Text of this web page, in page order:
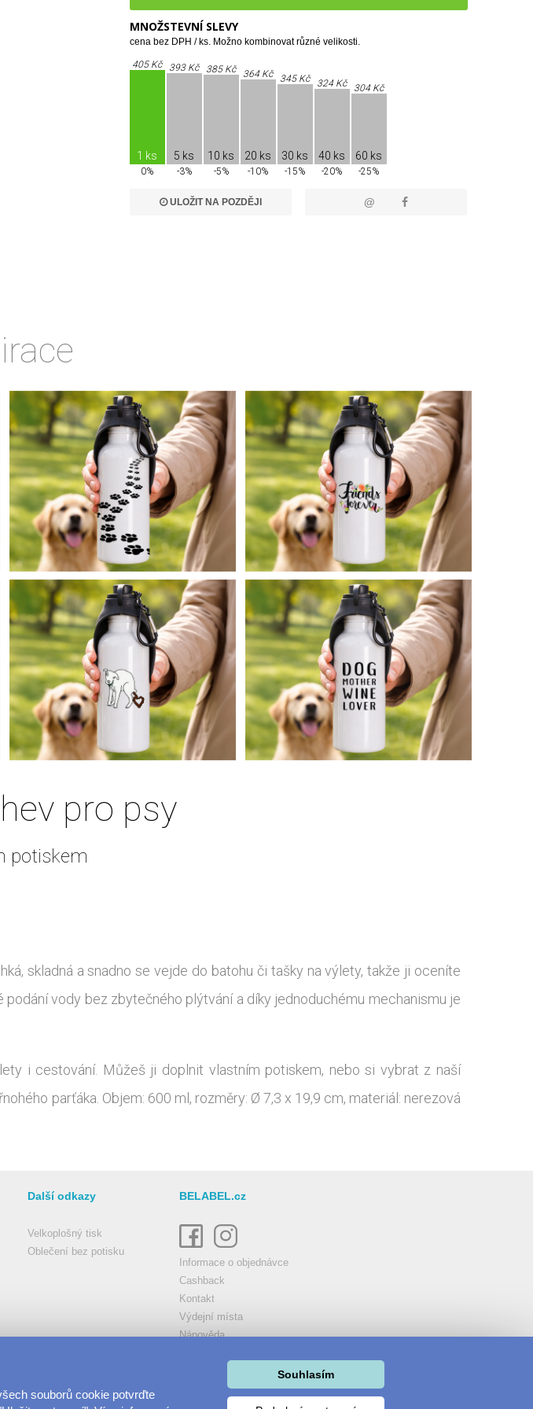
MNOŽSTEVNÍ SLEVY
cena bez DPH / ks. Možno kombinovat různé velikosti.
405 Kč
1 ks
0%
393 Kč
5 ks
-3%
385 Kč
10 ks
-5%
364 Kč
20 ks
-10%
345 Kč
30 ks
-15%
324 Kč
40 ks
-20%
304 Kč
60 ks
-25%
ULOŽIT NA POZDĚJI @
pro psy
potiskem
skladná a snadno se vejde do batohu či tašky na výlety, takže ji oceníte
vody bez zbytečného plýtvání a díky jednoduchému mechanismu je
i cestování. Můžeš ji doplnit vlastním potiskem, nebo si vybrat z naší
parťáka. Objem: 600 ml, rozměry: Ø 7,3 x 19,9 cm, materiál: nerezová
Další odkazy
Velkoplošný tisk
Oblečení bez potisku
BELABEL.cz
Informace o objednávce
Cashback
Kontakt
Výdejní místa
Nápověda
souborů cookie potvrďte
Souhlasím